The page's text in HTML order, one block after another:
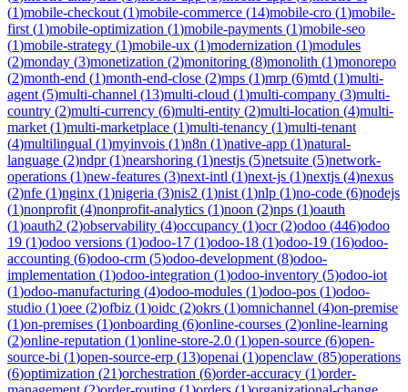
(1)mobile-checkout (1)mobile-commerce (14)mobile-cro (1)mobile-
first (1)mobile-optimization (1)mobile-payments (1)mobile-seo
(1)mobile-strategy (1)mobile-ux (1)modernization (1)modules
(2)monday (3)monetization (2)monitoring (8)monolith (1)monorepo
(2)month-end (1)month-end-close (2)mps (1)mrp (6)mtd (1)multi-
agent (5)multi-channel (13)multi-cloud (1)multi-company (3)multi-
country (2)multi-currency (6)multi-entity (2)multi-location (4)multi-
market (1)multi-marketplace (1)multi-tenancy (1)multi-tenant
(4)multilingual (1)myinvois (1)n8n (1)native-app (1)natural-
language (2)ndpr(1)nearshoring (1)nestjs (5)netsuite (5)network-
operations (1)new-features (3)next-intl (1)next-js (1)nextjs (4)nexus
(2)nfe (1)nginx (1)nigeria (3)nis2 (1)nist (1)nlp (1)no-code (6)nodejs
(1)nonprofit (4)nonprofit-analytics (1)noon (2)nps (1)oauth
(1)oauth2 (2)observability (4)occupancy (1)ocr(2)odoo (446)odoo
19 (1)odoo versions (1)odoo-17 (1)odoo-18 (1)odoo-19 (16)odoo-
accounting (6)odoo-crm (5)odoo-development (8)odoo-
implementation (1)odoo-integration (1)odoo-inventory (5)odoo-iot
(1)odoo-manufacturing (4)odoo-modules (1)odoo-pos (1)odoo-
studio (1)oee (2)ofbiz (1)oidc (2)okrs (1)omnichannel (4)on-premise
(1)on-premises (1)onboarding (6)online-courses (2)online-learning
(2)online-reputation (1)online-store-2.0 (1)open-source (6)open-
source-bi (1)open-source-erp (13)openai (1)openclaw (85)operations
(6)optimization (21)orchestration (6)order-accuracy (1)order-